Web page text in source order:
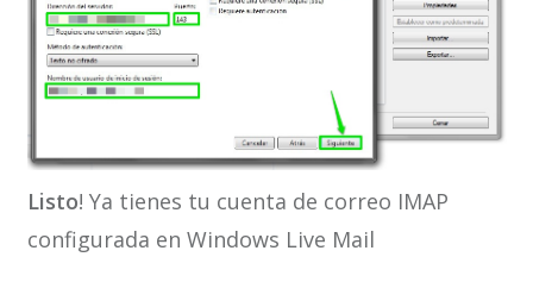
Listo! Ya tienes tu cuenta de correo IMAP
configurada en Windows Live Mail